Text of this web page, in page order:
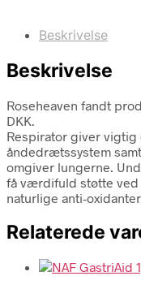
Beskrivelse
Beskrivelse
Roseheaven fandt
DKK.
Respirator giver
åndedrætssystem
omgiver lungerne.
få værdifuld støtte ved
naturlige anti-
Relaterede